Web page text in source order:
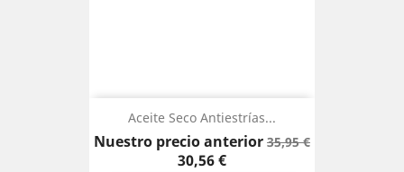
Aceite Seco Antiestrías...
Nuestro precio anteriorPrecio
35,95 €Precio
30,56 €